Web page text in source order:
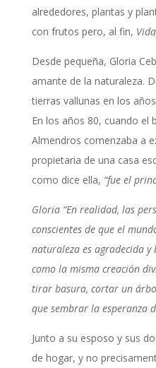
alrededores, plantas y
con frutos pero, al fin,
Desde pequeña, Gloria
amante de la naturaleza.
tierras vallunas en los
En los años 80, cuando el
Almendros comenzaba a
propietaria de una casa
como dice ella, “fue el
Gloria “En realidad, las
conscientes de que el
naturaleza es agradecida y
como la misma creación
tirar basura, cortar un
que sembrar la esperanza
Junto a su esposo y sus
de hogar, y no